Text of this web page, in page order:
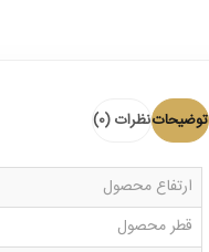
توضیحاتنظرات (0)
ارتفاع محصول
قطر محصول